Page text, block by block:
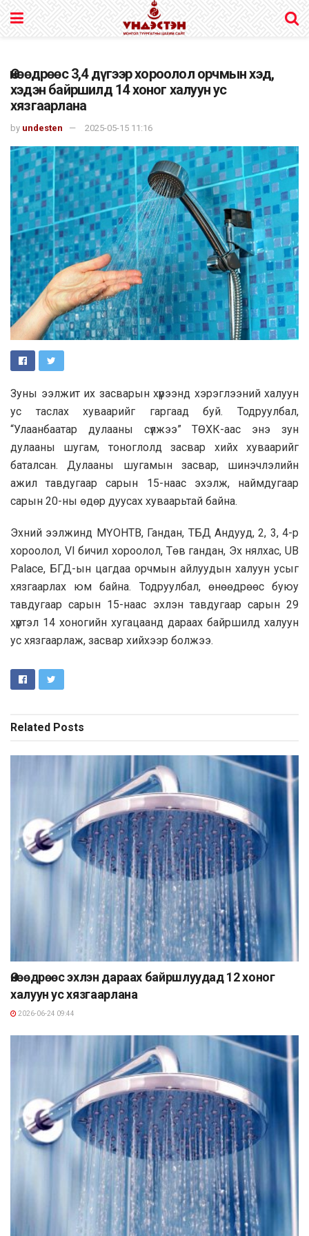
Өнөөдрөөс 3,4 дүгээр хороолол орчмын хэд,
хэдэн байршилд 14 хоног халуун ус
хязгаарлана
by undesten 2025-05-15 11:16
Зуны ээлжит их засварын хүрээнд хэрэглээний халуун
ус таслах хуваарийг гаргаад буй. Тодруулбал,
“Улаанбаатар дулааны сүлжээ” ТӨХК-аас энэ зун
дулааны шугам, тоноглолд засвар хийх хуваарийг
баталсан. Дулааны шугамын засвар, шинэчлэлийн
ажил тавдугаар сарын 15-наас эхэлж, наймдугаар
сарын 20-ны өдөр дуусах хуваарьтай байна.
Эхний ээлжинд МҮОНТВ, Гандан, ТБД Андууд, 2, 3, 4-р
хороолол, VI бичил хороолол, Төв гандан, Эх нялхас, UB
Palace, БГД-ын цагдаа орчмын айлуудын халуун усыг
хязгаарлах юм байна. Тодруулбал, өнөөдрөөс буюу
тавдугаар сарын 15-наас эхлэн тавдугаар сарын 29
хүртэл 14 хоногийн хугацаанд дараах байршилд халуун
ус хязгаарлаж, засвар хийхээр болжээ.
Related Posts
Өнөөдрөөс эхлэн дараах байршлуудад 12 хоног
халуун ус хязгаарлана
2026-06-24 09:44